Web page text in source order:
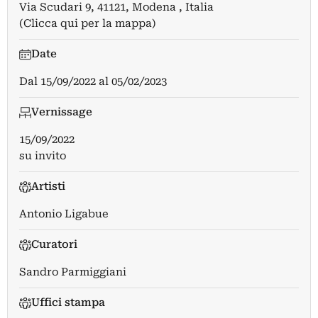
Via Scudari 9, 41121, Modena , Italia
(Clicca qui per la mappa)
Date
Dal 15/09/2022 al 05/02/2023
Vernissage
15/09/2022
su invito
Artisti
Antonio Ligabue
Curatori
Sandro Parmiggiani
Uffici stampa